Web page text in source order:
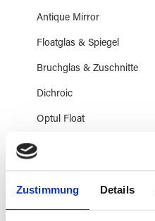
Zustimmung Details
Antique Mirror
Floatglas & Spiegel
Bruchglas & Zuschnitte
Dichroic
Optul Float
Thompson
Moretti Glas
Double Helix